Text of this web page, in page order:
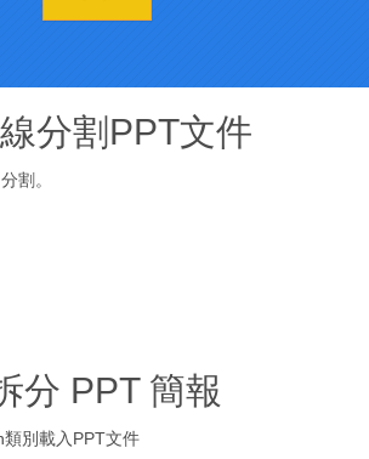
分割PPT文件
割。
分 PPT 簡報
別載入PPT文件